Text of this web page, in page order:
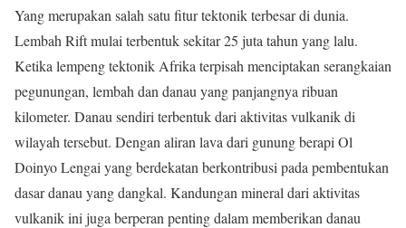
Yang merupakan salah satu fitur tektonik terbesar di dunia.
Lembah Rift mulai terbentuk sekitar 25 juta tahun yang lalu.
Ketika lempeng tektonik Afrika terpisah menciptakan serangkaian
pegunungan, lembah dan danau yang panjangnya ribuan
kilometer. Danau sendiri terbentuk dari aktivitas vulkanik di
wilayah tersebut. Dengan aliran lava dari gunung berapi Ol
Doinyo Lengai yang berdekatan berkontribusi pada pembentukan
dasar danau yang dangkal. Kandungan mineral dari aktivitas
vulkanik ini juga berperan penting dalam memberikan danau